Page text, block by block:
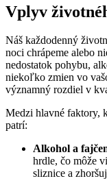
Vplyv
Náš každodenný
noci chrápeme alebo
nedostatok ⁤pohybu,
niekoľko zmien vo
⁢významný ‌rozdiel ⁣v
Medzi hlavné faktory,
patrí:
Alkohol a
hrdle, čo môže
sliznice a